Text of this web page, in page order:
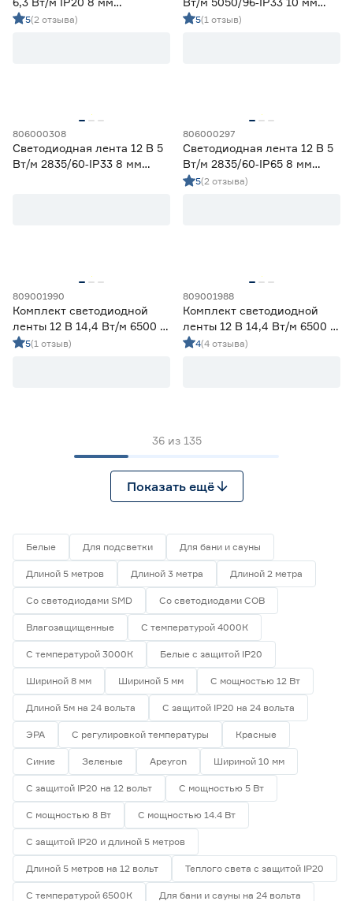
холодный свет 5 м
5(2 отзыва)
мультиколор 5 м Geniled
5(1 отзыв)
806000308
Светодиодная лента 12 В 5
Вт/м 2835/60‑IP33 8 мм
806000297
Светодиодная лента 12 В 5
Вт/м 2835/60‑IP65 8 мм
теплый 5 м Geniled
5(2 отзыва)
809001990
Комплект светодиодной
ленты 12 В 14,4 Вт/м 6500 К
IP65 5050 5 м ЭРА
5(1 отзыв)
809001988
Комплект светодиодной
ленты 12 В 14,4 Вт/м 6500 К
IP20 5050 5 м ЭРА
4(4 отзыва)
36из 135
Показать ещё
Белые Для подсветки Для бани и сауны
Длиной 5 метров Длиной 3 метра Длиной 2 метра
Со светодиодами SMD Со светодиодами СОВ
Влагозащищенные С температурой 4000К
С температурой 3000К Белые с защитой IP20
Шириной 8 мм Шириной 5 мм С мощностью 12 Вт
Длиной 5м на 24 вольта С защитой IP20 на 24 вольта
ЭРА С регулировкой температуры Красные
Синие Зеленые Apeyron Шириной 10 мм
С защитой IP20 на 12 вольт С мощностью 5 Вт
С мощностью 8 Вт С мощностью 14.4 Вт
С защитой IP20 и длиной 5 метров
Длиной 5 метров на 12 вольт Теплого света с защитой IP20
С температурой 6500К Для бани и сауны на 24 вольта